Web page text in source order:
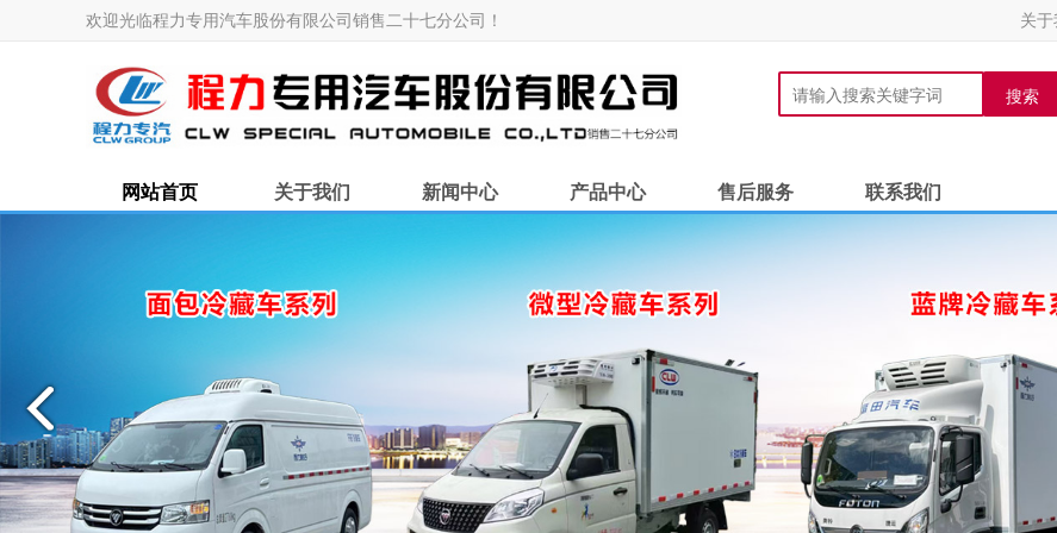
欢迎光临程力专用汽车股份有限公司销售二十七分公司！ 关
搜索
网站首页 关于我们 新闻中心 产品中心 售后服务 联系我们